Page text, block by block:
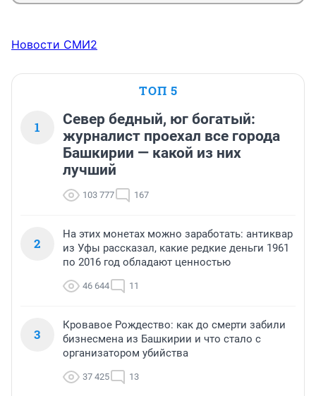
Новости СМИ2
ТОП 5
1
Север бедный, юг богатый:
журналист проехал все города
Башкирии — какой из них
лучший
103 777 167
2
На этих монетах можно заработать: антиквар
из Уфы рассказал, какие редкие деньги 1961
по 2016 год обладают ценностью
46 644 11
3
Кровавое Рождество: как до смерти забили
бизнесмена из Башкирии и что стало с
организатором убийства
37 425 13